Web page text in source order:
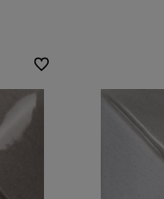
Do ulubionych
Do ulubionych